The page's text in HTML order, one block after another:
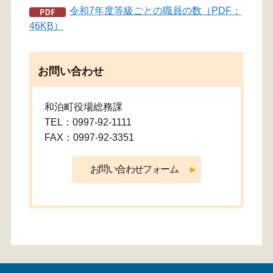
令和7年度等級ごとの職員の数（PDF：
46KB）
お問い合わせ
和泊町役場総務課
TEL：0997-92-1111
FAX：0997-92-3351